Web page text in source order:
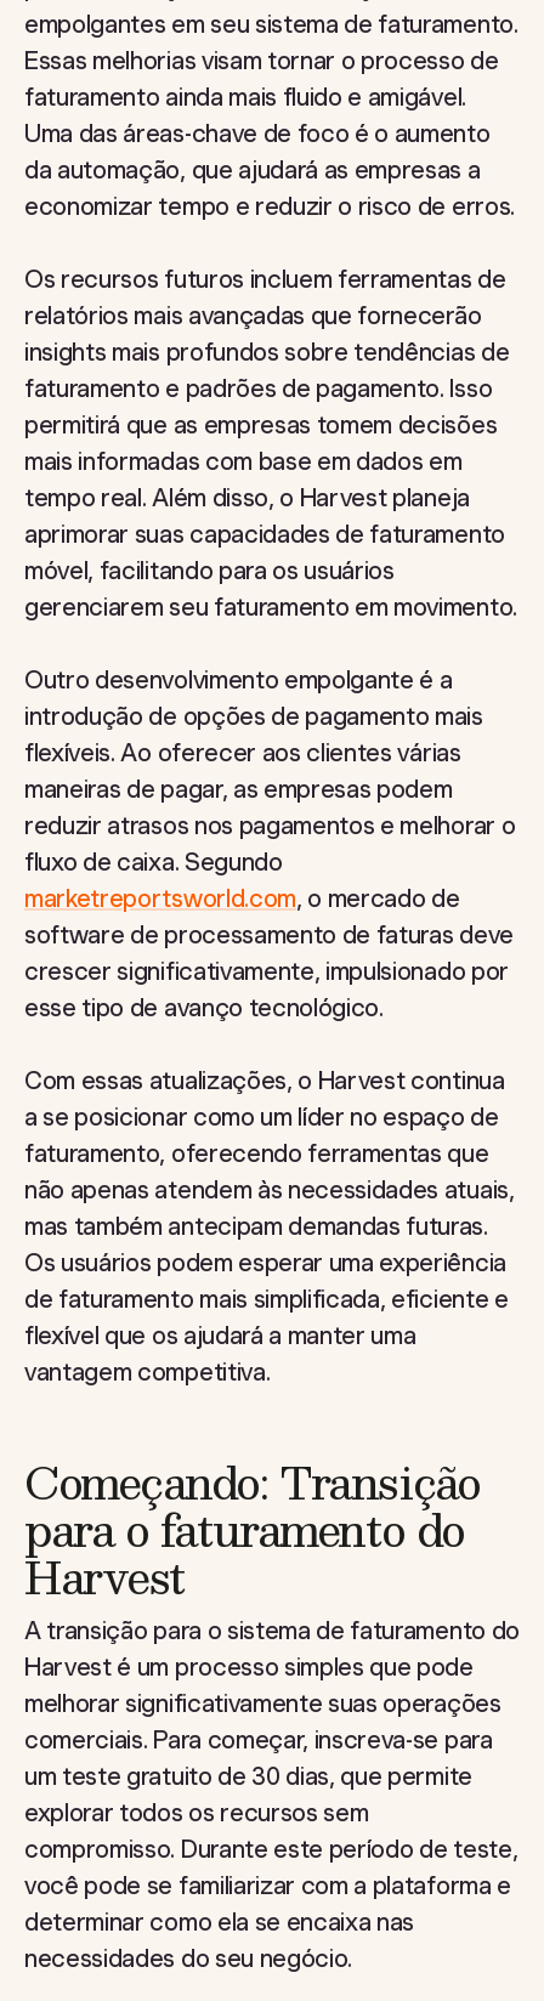
empolgantes em seu sistema de faturamento.
Essas melhorias visam tornar o processo de
faturamento ainda mais fluido e amigável.
Uma das áreas-chave de foco é o aumento
da automação, que ajudará as empresas a
economizar tempo e reduzir o risco de erros.
Os recursos futuros incluem ferramentas de
relatórios mais avançadas que fornecerão
insights mais profundos sobre tendências de
faturamento e padrões de pagamento. Isso
permitirá que as empresas tomem decisões
mais informadas com base em dados em
tempo real. Além disso, o Harvest planeja
aprimorar suas capacidades de faturamento
móvel, facilitando para os usuários
gerenciarem seu faturamento em movimento.
Outro desenvolvimento empolgante é a
introdução de opções de pagamento mais
flexíveis. Ao oferecer aos clientes várias
maneiras de pagar, as empresas podem
reduzir atrasos nos pagamentos e melhorar o
fluxo de caixa. Segundo
marketreportsworld.com, o mercado de
software de processamento de faturas deve
crescer significativamente, impulsionado por
esse tipo de avanço tecnológico.
Com essas atualizações, o Harvest continua
a se posicionar como um líder no espaço de
faturamento, oferecendo ferramentas que
não apenas atendem às necessidades atuais,
mas também antecipam demandas futuras.
Os usuários podem esperar uma experiência
de faturamento mais simplificada, eficiente e
flexível que os ajudará a manter uma
vantagem competitiva.
Começando: Transição
para o faturamento do
Harvest
A transição para o sistema de faturamento do
Harvest é um processo simples que pode
melhorar significativamente suas operações
comerciais. Para começar, inscreva-se para
um teste gratuito de 30 dias, que permite
explorar todos os recursos sem
compromisso. Durante este período de teste,
você pode se familiarizar com a plataforma e
determinar como ela se encaixa nas
necessidades do seu negócio.